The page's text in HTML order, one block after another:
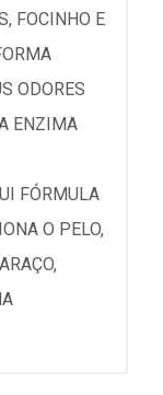
FOCINHO E
ODORES
ENZIMA
FÓRMULA
O PELO,